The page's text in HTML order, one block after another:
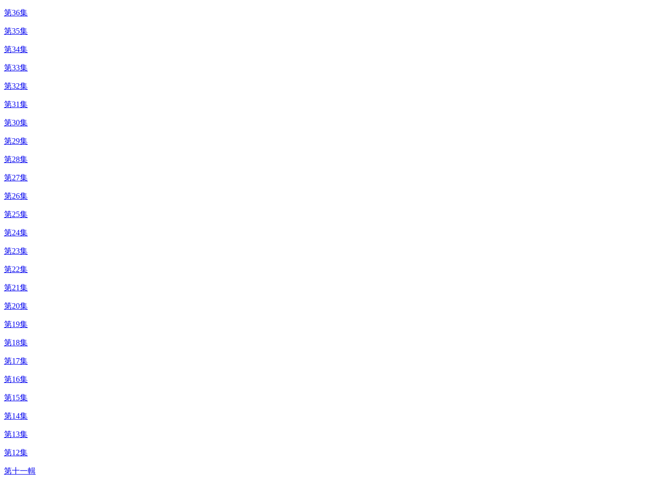
第36集
第35集
第34集
第33集
第32集
第31集
第30集
第29集
第28集
第27集
第26集
第25集
第24集
第23集
第22集
第21集
第20集
第19集
第18集
第17集
第16集
第15集
第14集
第13集
第12集
第十一輯